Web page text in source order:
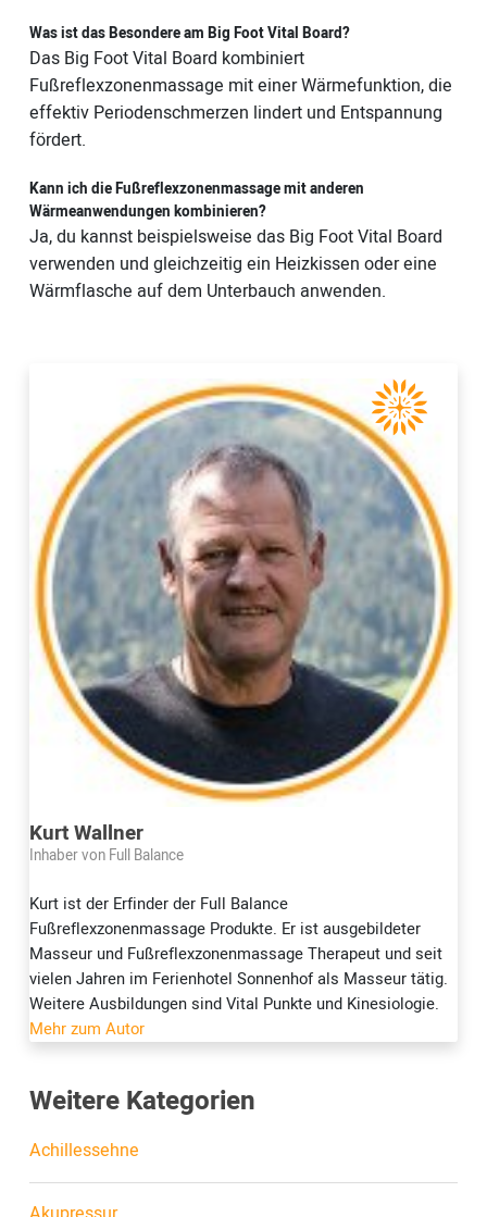
Was ist das Besondere am Big Foot Vital Board?
Das Big Foot Vital Board kombiniert
Fußreflexzonenmassage mit einer Wärmefunktion, die
effektiv Periodenschmerzen lindert und Entspannung
fördert.
Kann ich die Fußreflexzonenmassage mit anderen
Wärmeanwendungen kombinieren?
Ja, du kannst beispielsweise das Big Foot Vital Board
verwenden und gleichzeitig ein Heizkissen oder eine
Wärmflasche auf dem Unterbauch anwenden.
Kurt Wallner
Inhaber von Full Balance
Kurt ist der Erfinder der Full Balance
Fußreflexzonenmassage Produkte. Er ist ausgebildeter
Masseur und Fußreflexzonenmassage Therapeut und seit
vielen Jahren im Ferienhotel Sonnenhof als Masseur tätig.
Weitere Ausbildungen sind Vital Punkte und Kinesiologie.
Mehr zum Autor
Weitere Kategorien
Achillessehne